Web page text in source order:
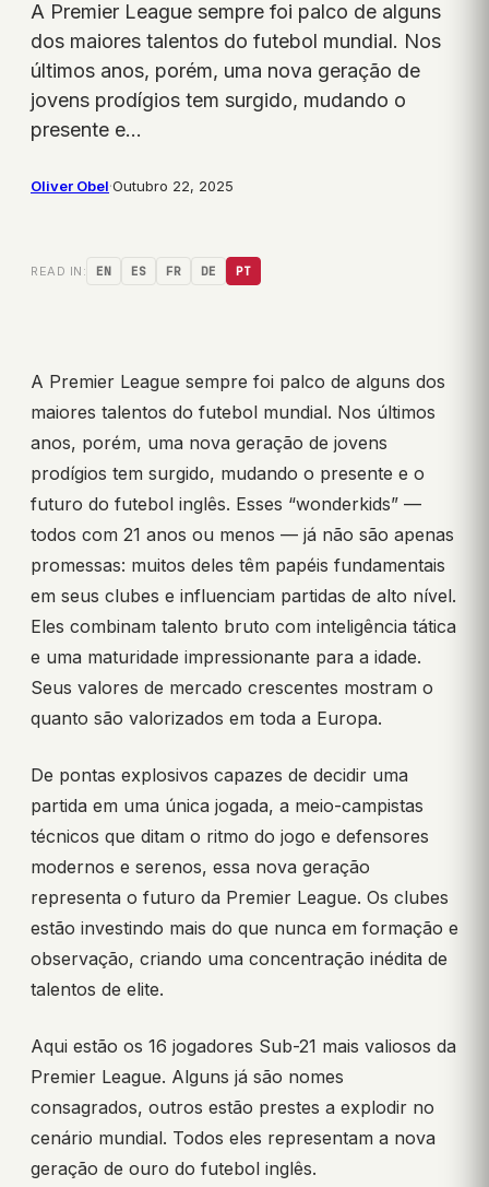
A Premier League sempre foi palco de alguns
dos maiores talentos do futebol mundial. Nos
últimos anos, porém, uma nova geração de
jovens prodígios tem surgido, mudando o
presente e…
Oliver Obel·Outubro 22, 2025
READ IN: EN ES FR DE PT
A Premier League sempre foi palco de alguns dos
maiores talentos do futebol mundial. Nos últimos
anos, porém, uma nova geração de jovens
prodígios tem surgido, mudando o presente e o
futuro do futebol inglês. Esses “wonderkids” —
todos com 21 anos ou menos — já não são apenas
promessas: muitos deles têm papéis fundamentais
em seus clubes e influenciam partidas de alto nível.
Eles combinam talento bruto com inteligência tática
e uma maturidade impressionante para a idade.
Seus valores de mercado crescentes mostram o
quanto são valorizados em toda a Europa.
De pontas explosivos capazes de decidir uma
partida em uma única jogada, a meio-campistas
técnicos que ditam o ritmo do jogo e defensores
modernos e serenos, essa nova geração
representa o futuro da Premier League. Os clubes
estão investindo mais do que nunca em formação e
observação, criando uma concentração inédita de
talentos de elite.
Aqui estão os 16 jogadores Sub-21 mais valiosos da
Premier League. Alguns já são nomes
consagrados, outros estão prestes a explodir no
cenário mundial. Todos eles representam a nova
geração de ouro do futebol inglês.